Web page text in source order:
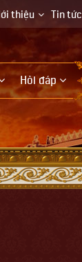
thiệu Tin tức
Hỏi đáp